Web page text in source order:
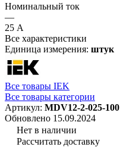
Номинальный ток
—
25 А
Все характеристики
Единица измерения: штук
Все товары IEK
Все товары категории
Артикул: MDV12-2-025-100
Обновлено 15.09.2024
Нет в наличии
Рассчитать доставку